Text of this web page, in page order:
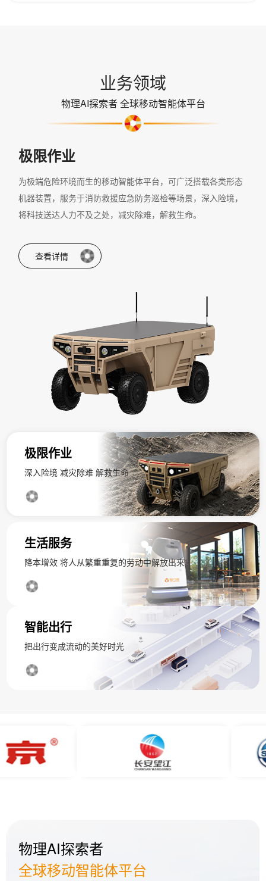
业务领域
物理AI探索者 全球移动智能体平台
极限作业
为极端危险环境而生的移动智能体平台，可广泛搭载各类形态
机器装置，服务于消防救援应急防务巡检等场景，深入险境，
将科技送达人力不及之处，减灾除难，解救生命。
查看详情
极限作业
深入险境 减灾除难 解救生命
生活服务
降本增效 将人从繁重重复的劳动中解放出来
智能出行
把出行变成流动的美好时光
物理AI探索者
全球移动智能体平台